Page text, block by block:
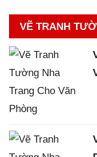
VẼ TRANH